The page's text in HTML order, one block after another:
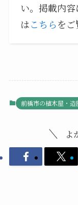
い。掲載内
はこちらをご
前橋市の植木屋・造
よ